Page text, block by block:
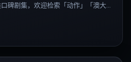
碑剧集，欢迎检索「动作」「澳大利
剧全集、日剧高清等长尾词。